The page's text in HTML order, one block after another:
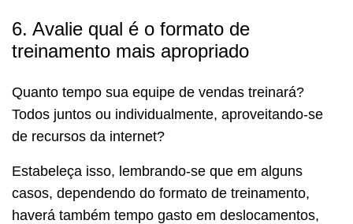
6. Avalie qual é o formato de
treinamento mais apropriado
Quanto tempo sua equipe de vendas treinará?
Todos juntos ou individualmente, aproveitando-se
de recursos da internet?
Estabeleça isso, lembrando-se que em alguns
casos, dependendo do formato de treinamento,
haverá também tempo gasto em deslocamentos,